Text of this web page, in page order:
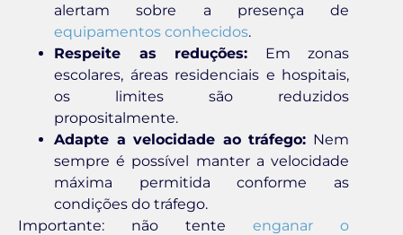
alertam sobre a presença de
equipamentos conhecidos.
Respeite as reduções: Em zonas
escolares, áreas residenciais e hospitais,
os limites são reduzidos
propositalmente.
Adapte a velocidade ao tráfego: Nem
sempre é possível manter a velocidade
máxima permitida conforme as
condições do tráfego.
Importante: não tente enganar o